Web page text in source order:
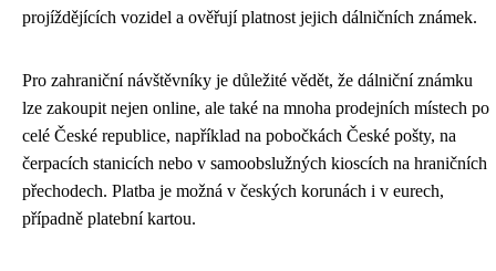
projíždějících vozidel a ověřují platnost jejich dálničních známek.
Pro zahraniční návštěvníky je důležité vědět, že dálniční známku
lze zakoupit nejen online, ale také na mnoha prodejních místech po
celé České republice, například na pobočkách České pošty, na
čerpacích stanicích nebo v samoobslužných kioscích na hraničních
přechodech. Platba je možná v českých korunách i v eurech,
případně platební kartou.